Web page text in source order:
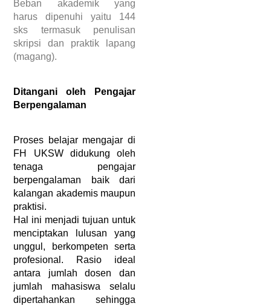
Beban akademik yang
harus dipenuhi yaitu 144
sks termasuk penulisan
skripsi dan praktik lapang
(magang).
Ditangani oleh Pengajar
Berpengalaman
Proses belajar mengajar di
FH UKSW didukung oleh
tenaga pengajar
berpengalaman baik dari
kalangan akademis maupun
praktisi.
Hal ini menjadi tujuan untuk
menciptakan lulusan yang
unggul, berkompeten serta
profesional. Rasio ideal
antara jumlah dosen dan
jumlah mahasiswa selalu
dipertahankan sehingga